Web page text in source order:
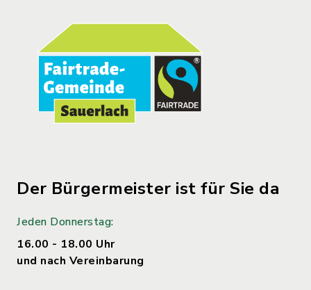
Der Bürgermeister ist für Sie da
Jeden Donnerstag:
16.00 - 18.00 Uhr
und nach Vereinbarung